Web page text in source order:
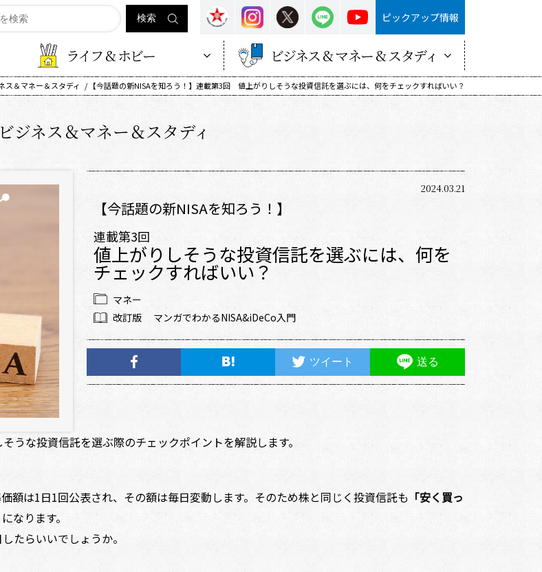
ピックアップ情報
ライフ & ホビー ビジネス & マネー & スタディ
ス＆マネー＆スタディ 【今話題の新NISAを知ろう！】連載第3回 値上がりしそうな投資信託を選ぶには、何をチェックすればいい？
ビジネス＆マネー＆スタディ
2024.03.21
【今話題の新NISAを知ろう！】
連載第3回
値上がりしそうな投資信託を選ぶには、何を
チェックすればいい？
マネー
改訂版 マンガでわかるNISA&iDeCo入門
ツイート 送る
な投資信託を選ぶ際のチェックポイントを解説します。
額は1日1回公表され、その額は毎日変動します。そのため株と同じく投資信託も 「安く買っ
になります。
たらいいでしょうか。